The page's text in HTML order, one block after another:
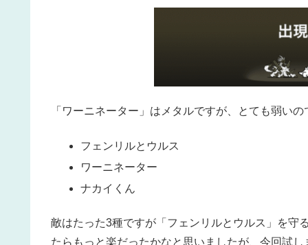
「ワーニネーター」はメタルですが、とても弱い
フェンリルとウルス
ワーニネーター
ナカイくん
敵はたった3種ですが「フェンリルとウルス」を守
たらもっと楽だったかなと思いましたが、今回試し